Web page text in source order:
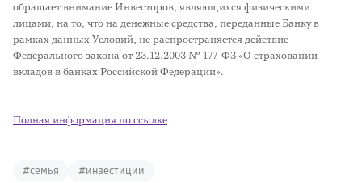
обращает внимание Инвесторов, являющихся физическими
лицами, на то, что на денежные средства, переданные Банку в
рамках данных Условий, не распространяется действие
Федерального закона от 23.12.2003 № 177-ФЗ «О страховании
вкладов в банках Российской Федерации».
Полная информация по ссылке
#семья #инвестиции